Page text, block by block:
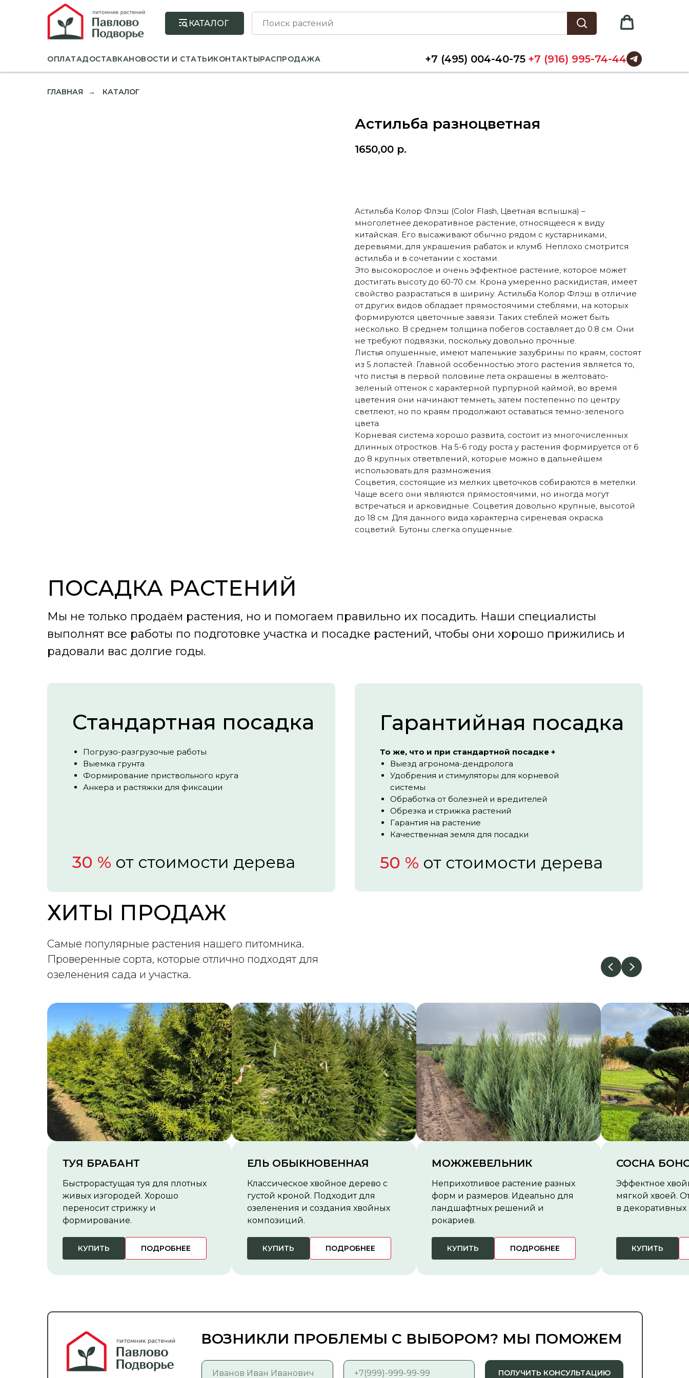
КАТАЛОГ
ОПЛАТАДОСТАВКАНОВОСТИ И СТАТЬИКОНТАКТЫРАСПРОДАЖА +7 (495) 004-40-75 +7 (916) 995-74-44
ГЛАВНАЯ → КАТАЛОГ
Астильба разноцветная
1650,00 р.
Астильба Колор Флэш (Color Flash, Цветная вспышка) –
многолетнее декоративное растение, относящееся к виду
китайская. Его высаживают обычно рядом с кустарниками,
деревьями, для украшения рабаток и клумб. Неплохо смотрится
астильба и в сочетании с хостами.
Это высокорослое и очень эффектное растение, которое может
достигать высоту до 60-70 см. Крона умеренно раскидистая, имеет
свойство разрастаться в ширину. Астильба Колор Флэш в отличие
от других видов обладает прямостоячими стеблями, на которых
формируются цветочные завязи. Таких стеблей может быть
несколько. В среднем толщина побегов составляет до 0.8 см. Они
не требуют подвязки, поскольку довольно прочные.
Листья опушенные, имеют маленькие зазубрины по краям, состоят
из 5 лопастей. Главной особенностью этого растения является то,
что листья в первой половине лета окрашены в желтовато-
зеленый оттенок с характерной пурпурной каймой, во время
цветения они начинают темнеть, затем постепенно по центру
светлеют, но по краям продолжают оставаться темно-зеленого
цвета.
Корневая система хорошо развита, состоит из многочисленных
длинных отростков. На 5-6 году роста у растения формируется от 6
до 8 крупных ответвлений, которые можно в дальнейшем
использовать для размножения.
Соцветия, состоящие из мелких цветочков собираются в метелки.
Чаще всего они являются прямостоячими, но иногда могут
встречаться и арковидные. Соцветия довольно крупные, высотой
до 18 см. Для данного вида характерна сиреневая окраска
соцветий. Бутоны слегка опущенные.
50 % от стоимости дерева
То же, что и при стандартной посадке +
Выезд агронома-дендролога
Удобрения и стимуляторы для корневой
системы
Обработка от болезней и вредителей
Обрезка и стрижка растений
Гарантия на растение
Качественная земля для посадки
Гарантийная посадка
30 % от стоимости дерева
Погрузо-разгрузочые работы
Выемка грунта
Формирование приствольного круга
Анкера и растяжки для фиксации
Стандартная посадка
Мы не только продаём растения, но и помогаем правильно их посадить. Наши специалисты
выполнят все работы по подготовке участка и посадке растений, чтобы они хорошо прижились и
радовали вас долгие годы.
ПОСАДКА РАСТЕНИЙ
ХИТЫ ПРОДАЖ
Самые популярные растения нашего питомника.
Проверенные сорта, которые отлично подходят для
озеленения сада и участка.
ТУЯ БРАБАНТ
Быстрорастущая туя для плотных
живых изгородей. Хорошо
переносит стрижку и
формирование.
КУПИТЬ ПОДРОБНЕЕ
ЕЛЬ ОБЫКНОВЕННАЯ
Классическое хвойное дерево с
густой кроной. Подходит для
озеленения и создания хвойных
композиций.
КУПИТЬ ПОДРОБНЕЕ
МОЖЖЕВЕЛЬНИК
Неприхотливое растение разных
форм и размеров. Идеально для
ландшафтных решений и
рокариев.
КУПИТЬ ПОДРОБНЕЕ
СОСНА
Эффектное
мягкой хвоей.
в декоративных
КУПИТЬ
ПОЛУЧИТЬ КОНСУЛЬТАЦИЮ
ВОЗНИКЛИ ПРОБЛЕМЫ С ВЫБОРОМ? МЫ ПОМОЖЕМ